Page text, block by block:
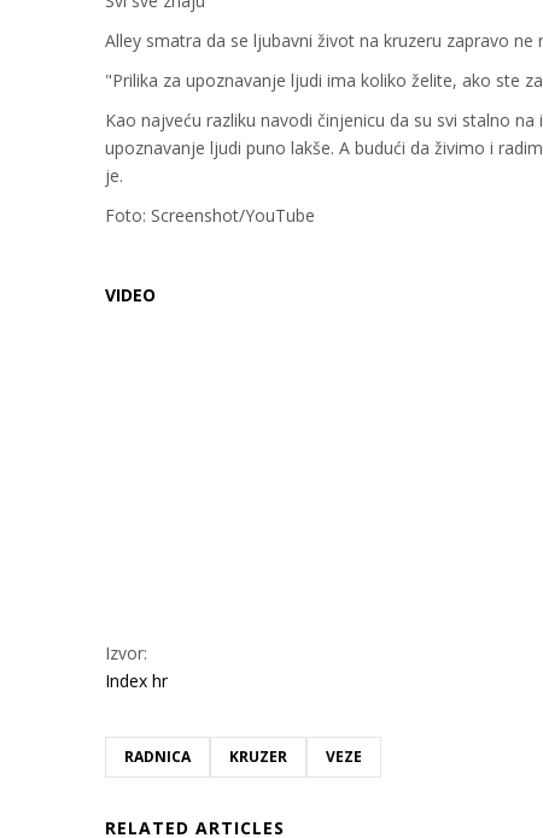
Alley smatra da se ljubavni život na kruzeru zapravo
"Prilika za upoznavanje ljudi ima koliko želite, ako ste
Kao najveću razliku navodi činjenicu da su svi stalno
upoznavanje ljudi puno lakše. A budući da živimo i
je.
Foto: Screenshot/YouTube
VIDEO
Izvor:
Index hr
RADNICA KRUZER VEZE
RELATED ARTICLES